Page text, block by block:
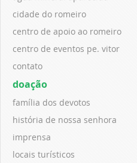
cidade do romeiro
centro de apoio ao romeiro
centro de eventos pe. vitor
contato
doação
família dos devotos
história de nossa senhora
imprensa
locais turísticos